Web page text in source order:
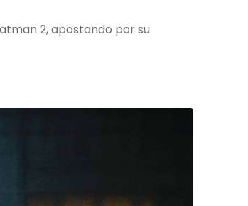
2, apostando por su